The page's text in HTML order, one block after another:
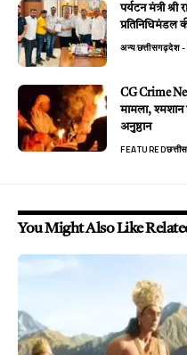
पर्यटन मंत्री
प्रतिनिधिमंडल
अन्यछत्तीसगढ़देश -
CG Crime
मामला,
अनुष्ठान
FEATURED
You Might Also Like